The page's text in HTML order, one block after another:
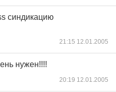
синдикацию
21:15 12.01.2005
нужен!!!!
20:19 12.01.2005